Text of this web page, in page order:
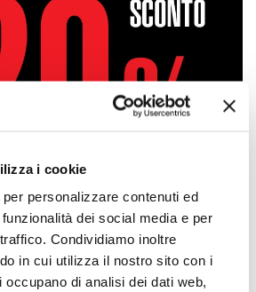
i cookie
personalizzare contenuti ed
dei social media e per
Condividiamo inoltre
in cui utilizza il nostro sito con i
di analisi dei dati web,